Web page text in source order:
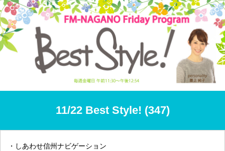
11/22 Best Style! (347)
・しあわせ信州ナビゲーション